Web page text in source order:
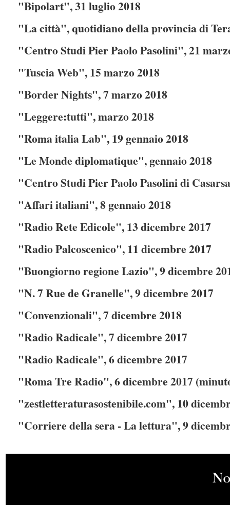
"Bipolart", 31 luglio 2018
"La città", quotidiano della provincia di
"Centro Studi Pier Paolo Pasolini", 21
"Tuscia Web", 15 marzo 2018
"Border Nights", 7 marzo 2018
"Leggere:tutti", marzo 2018
"Roma italia Lab", 19 gennaio 2018
"Le Monde diplomatique", gennaio 2018
"Centro Studi Pier Paolo Pasolini di
"Affari italiani", 8 gennaio 2018
"Radio Rete Edicole", 13 dicembre 2017
"Radio Palcoscenico", 11 dicembre 2017
"Buongiorno regione Lazio", 9 dicembre
"N. 7 Rue de Granelle", 9 dicembre 2017
"Convenzionali", 7 dicembre 2018
"Radio Radicale", 7 dicembre 2017
"Radio Radicale", 6 dicembre 2017
"Roma Tre Radio", 6 dicembre 2017
"zestletteraturasostenibile.com", 10
"Corriere della sera - La lettura", 9